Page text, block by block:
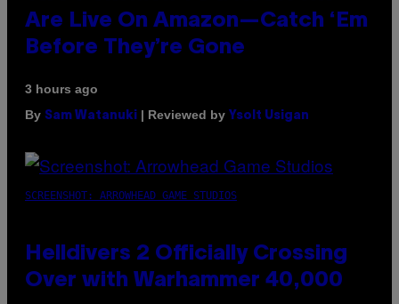
Are Live On Amazon—Catch ‘Em
Before They’re Gone
3 hours ago
By Sam Watanuki | Reviewed by Ysolt Usigan
SCREENSHOT: ARROWHEAD GAME STUDIOS
Helldivers 2 Officially Crossing
Over with Warhammer 40,000